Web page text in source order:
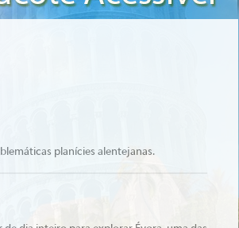
planícies alentejanas.